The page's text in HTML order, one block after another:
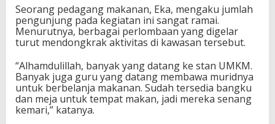
Seorang pedagang makanan, Eka, mengaku jumlah
pengunjung pada kegiatan ini sangat ramai.
Menurutnya, berbagai perlombaan yang digelar
turut mendongkrak aktivitas di kawasan tersebut.
“Alhamdulillah, banyak yang datang ke stan UMKM.
Banyak juga guru yang datang membawa muridnya
untuk berbelanja makanan. Sudah tersedia bangku
dan meja untuk tempat makan, jadi mereka senang
kemari,” katanya.